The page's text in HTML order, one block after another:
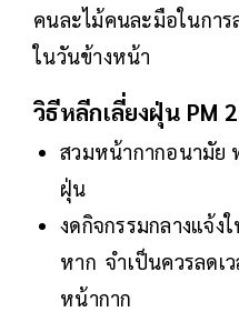
คนละไม้คนละมือในการ
ในวันข้างหน้า
วิธีหลีกเลี่ยงฝุ่น PM
สวมหน้ากากอนามัย
ฝุ่น
งดกิจกรรมกลางแจ้
หาก จำเป็นควรลดเ
หน้ากาก